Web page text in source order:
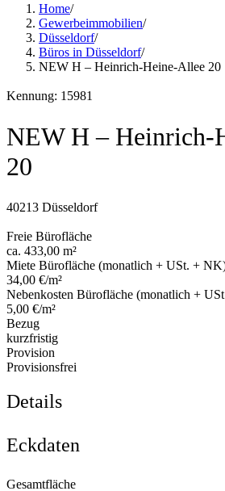
Home/
Gewerbeimmobilien/
Düsseldorf/
Büros in Düsseldorf/
NEW H – Heinrich-Heine-Allee 20
Kennung: 15981
NEW H – Heinrich-
20
40213 Düsseldorf
Freie Bürofläche
ca. 433,00 m²
Miete Bürofläche (monatlich + USt. +
34,00 €/m²
Nebenkosten Bürofläche (monatlich +
5,00 €/m²
Bezug
kurzfristig
Provision
Provisionsfrei
Details
Eckdaten
Gesamtfläche